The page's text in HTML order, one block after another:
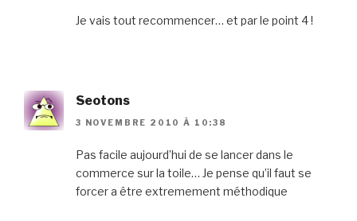
Je vais tout recommencer… et par le point 4 !
Seotons
3 NOVEMBRE 2010 À 10:38
Pas facile aujourd’hui de se lancer dans le
commerce sur la toile… Je pense qu’il faut se
forcer a être extremement méthodique